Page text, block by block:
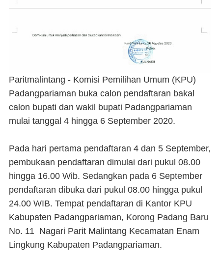
Paritmalintang - Komisi Pemilihan Umum (KPU)
Padangpariaman buka calon pendaftaran bakal
calon bupati dan wakil bupati Padangpariaman
mulai tanggal 4 hingga 6 September 2020.
Pada hari pertama pendaftaran 4 dan 5 September,
pembukaan pendaftaran dimulai dari pukul 08.00
hingga 16.00 Wib. Sedangkan pada 6 September
pendaftaran dibuka dari pukul 08.00 hingga pukul
24.00 WIB. Tempat pendaftaran di Kantor KPU
Kabupaten Padangpariaman, Korong Padang Baru
No. 11 Nagari Parit Malintang Kecamatan Enam
Lingkung Kabupaten Padangpariaman.